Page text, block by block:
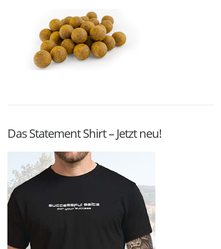
Das Statement Shirt – Jetzt neu!